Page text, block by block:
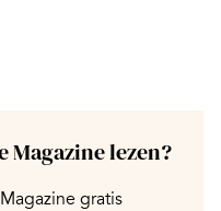
lezen?
gratis